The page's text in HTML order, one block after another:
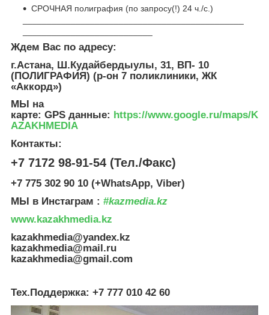
СРОЧНАЯ полиграфия (по запросу(!) 24 ч./с.)
Ждем Вас по адресу:
г.Астана, Ш.Кудайбердыулы, 31, ВП- 10
(ПОЛИГРАФИЯ) (р-он 7 поликлиники, ЖК
«Аккорд»)
МЫ на
карте: GPS данные: https://www.google.ru/maps/K
AZAKHMEDIA
Контакты:
+7 7172 98-91-54 (Тел./Факс)
+7 775 302 90 10 (+WhatsApp, Viber)
МЫ в Инстаграм : #kazmedia.kz
www.kazakhmedia.kz
kazakhmedia@yandex.kz
kazakhmedia@mail.ru
kazakhmedia@gmail.com
Тех.Поддержка: +7 777 010 42 60